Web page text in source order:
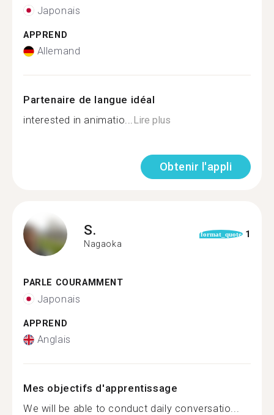
Japonais
APPREND
Allemand
Partenaire de langue idéal
interested in animatio...Lire plus
Obtenir l'appli
S.
Nagaoka
format_quote 1
PARLE COURAMMENT
Japonais
APPREND
Anglais
Mes objectifs d'apprentissage
We will be able to conduct daily conversatio...